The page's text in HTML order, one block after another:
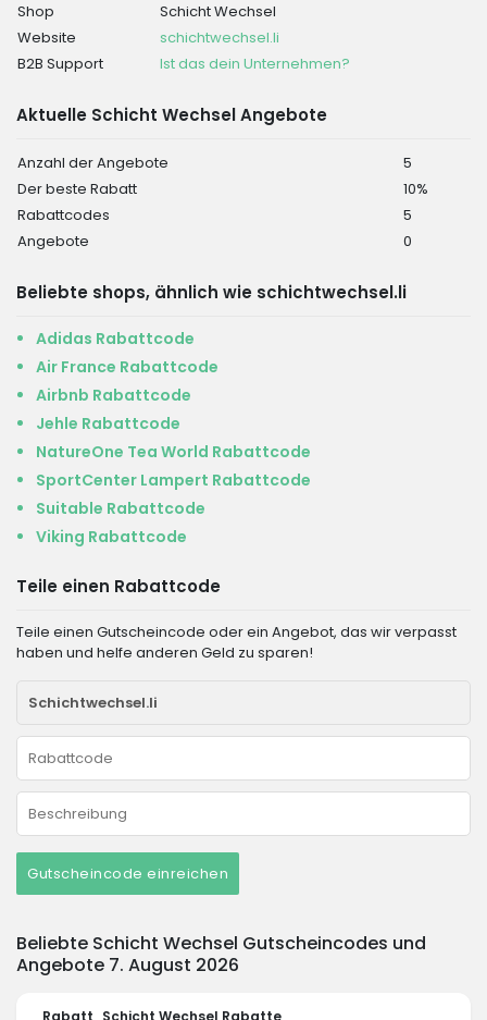
Shop
Schicht Wechsel
Website
schichtwechsel.li
B2B Support
Ist das dein Unternehmen?
Aktuelle Schicht Wechsel Angebote
Anzahl der Angebote
5
Der beste Rabatt
10%
Rabattcodes
5
Angebote
0
Beliebte shops, ähnlich wie schichtwechsel.li
Adidas Rabattcode
Air France Rabattcode
Airbnb Rabattcode
Jehle Rabattcode
NatureOne Tea World Rabattcode
SportCenter Lampert Rabattcode
Suitable Rabattcode
Viking Rabattcode
Teile einen Rabattcode
Teile einen Gutscheincode oder ein Angebot, das wir verpasst
haben und helfe anderen Geld zu sparen!
Gutscheincode einreichen
Beliebte Schicht Wechsel Gutscheincodes und
Angebote 7. August 2026
Rabatt Schicht Wechsel Rabatte